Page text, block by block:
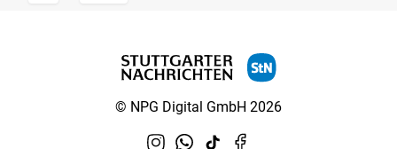
© NPG Digital GmbH 2026